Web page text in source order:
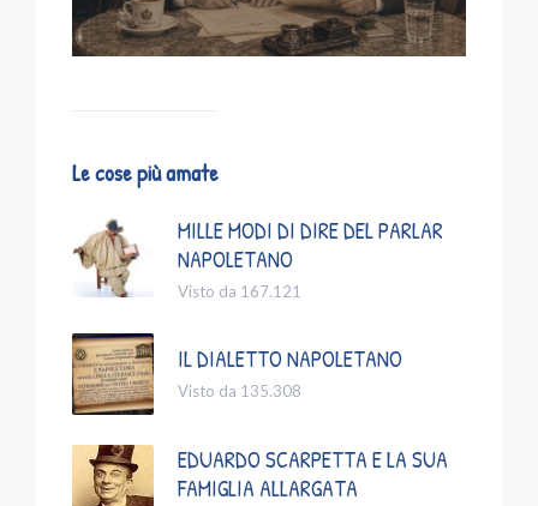
Le cose più amate
MILLE MODI DI DIRE DEL PARLAR
NAPOLETANO
Visto da 167.121
IL DIALETTO NAPOLETANO
Visto da 135.308
EDUARDO SCARPETTA E LA SUA
FAMIGLIA ALLARGATA